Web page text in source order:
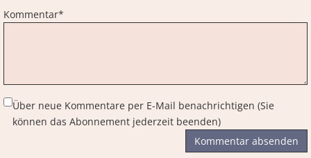
Pflichtfeld
Kommentar*
Über neue Kommentare per E-Mail benachrichtigen (Sie
können das Abonnement jederzeit beenden)
Kommentar absenden